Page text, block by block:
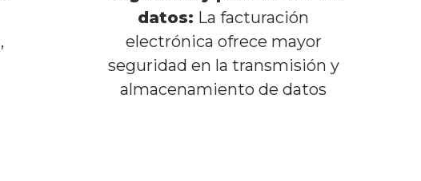
datos: La facturación
electrónica ofrece mayor
seguridad en la transmisión y
almacenamiento de datos